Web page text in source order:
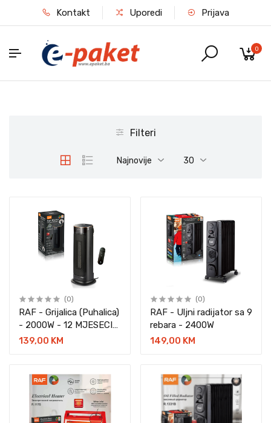
Kontakt Uporedi Prijava
0
Filteri
Najnovije 30
(0)
RAF - Grijalica (Puhalica)
- 2000W - 12 MJESECI
GARANCIJA
139,00 KM
(0)
RAF - Uljni radijator sa 9
rebara - 2400W
149,00 KM